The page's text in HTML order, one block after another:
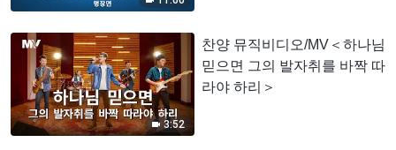
3:52
찬양 뮤직비디오/MV＜하나님
믿으면 그의 발자취를 바짝 따
라야 하리＞